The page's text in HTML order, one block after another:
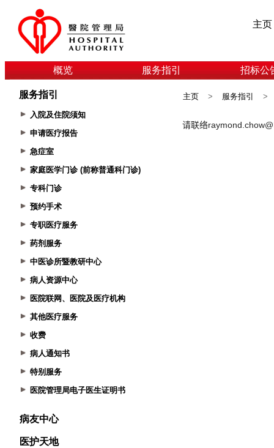
主页
概览 服务指引 招标公
服务指引
入院及住院须知
申请医疗报告
急症室
家庭医学门诊 (前称普通科门诊)
专科门诊
预约手术
专职医疗服务
药剂服务
中医诊所暨教研中心
病人资源中心
医院联网、医院及医疗机构
其他医疗服务
收费
病人通知书
特别服务
医院管理局电子医生证明书
病友中心
医护天地
主页 > 服务指引 >